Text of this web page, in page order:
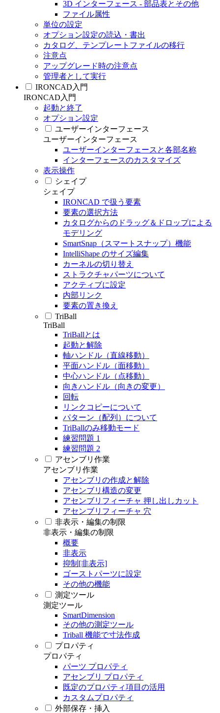
3D インターフェース - 部品表とその他
ファイル属性
単位の設定
オプション設定の読込・書出
カタログ、テンプレートファイルの移行
注意点
アップグレード時の注意点
管理者として実行
IRONCAD入門
IRONCAD入門
起動と終了
オプション設定
ユーザーインターフェース
ユーザーインターフェース
ユーザーインターフェースと各部名称
インターフェースのカスタマイズ
表示操作
シェイプ
シェイプ
IRONCAD で扱う要素
要素の選択方法
カタログからのドラッグ＆ドロップによる
モデリング
SmartSnap（スマートスナップ）機能
IntelliShape のサイズ編集
カーネルの切り替え
ストラクチャパーツについて
アクティブに設定
内部リンク
要素の置き換え
TriBall
TriBall
TriBallとは
起動と解除
軸ハンドル（直線移動）
平面ハンドル（面移動）
中心ハンドル（点移動）
向きハンドル（向きの変更）
回転
リンクコピーについて
パターン（配列）について
TriBallのみ移動モード
練習問題 1
練習問題 2
アセンブリ作業
アセンブリ作業
アセンブリの作成と解除
アセンブリ構造の変更
アセンブリフィーチャ 押し出しカット
アセンブリフィーチャ 穴
非表示・編集の制限
非表示・編集の制限
概要
非表示
抑制[非表示]
ゴーストパーツに設定
その他の機能
測定ツール
測定ツール
SmartDimension
その他の測定ツール
Triball 機能で寸法作成
プロパティ
プロパティ
パーツ プロパティ
アセンブリ プロパティ
既定のプロパティ項目の活用
カスタムプロパティ
外部保存・挿入